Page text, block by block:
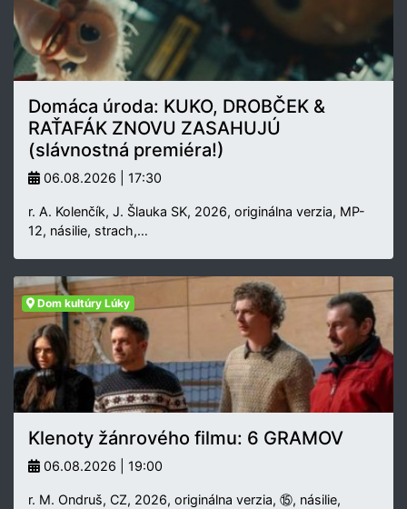
Domáca úroda: KUKO, DROBČEK &
RAŤAFÁK ZNOVU ZASAHUJÚ
(slávnostná premiéra!)
06.08.2026 | 17:30
r. A. Kolenčík, J. Šlauka SK, 2026, originálna verzia, MP-
12, násilie, strach,…
Dom kultúry Lúky
Klenoty žánrového filmu: 6 GRAMOV
06.08.2026 | 19:00
r. M. Ondruš, CZ, 2026, originálna verzia, ⑮, násilie,